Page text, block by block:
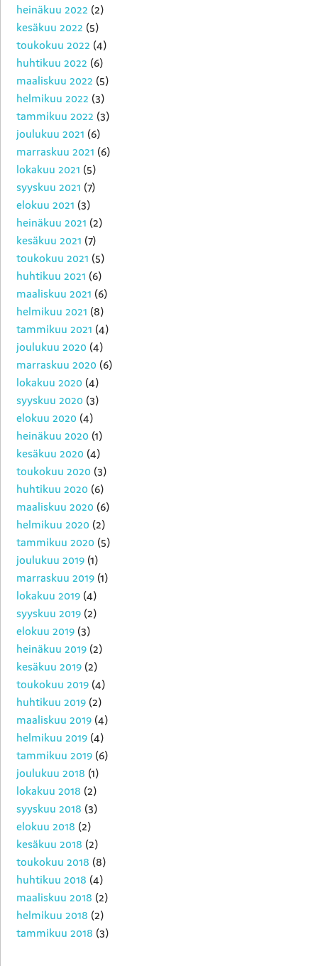
heinäkuu 2022 (2)
kesäkuu 2022 (5)
toukokuu 2022 (4)
huhtikuu 2022 (6)
maaliskuu 2022 (5)
helmikuu 2022 (3)
tammikuu 2022 (3)
joulukuu 2021 (6)
marraskuu 2021 (6)
lokakuu 2021 (5)
syyskuu 2021 (7)
elokuu 2021 (3)
heinäkuu 2021 (2)
kesäkuu 2021 (7)
toukokuu 2021 (5)
huhtikuu 2021 (6)
maaliskuu 2021 (6)
helmikuu 2021 (8)
tammikuu 2021 (4)
joulukuu 2020 (4)
marraskuu 2020 (6)
lokakuu 2020 (4)
syyskuu 2020 (3)
elokuu 2020 (4)
heinäkuu 2020 (1)
kesäkuu 2020 (4)
toukokuu 2020 (3)
huhtikuu 2020 (6)
maaliskuu 2020 (6)
helmikuu 2020 (2)
tammikuu 2020 (5)
joulukuu 2019 (1)
marraskuu 2019 (1)
lokakuu 2019 (4)
syyskuu 2019 (2)
elokuu 2019 (3)
heinäkuu 2019 (2)
kesäkuu 2019 (2)
toukokuu 2019 (4)
huhtikuu 2019 (2)
maaliskuu 2019 (4)
helmikuu 2019 (4)
tammikuu 2019 (6)
joulukuu 2018 (1)
lokakuu 2018 (2)
syyskuu 2018 (3)
elokuu 2018 (2)
kesäkuu 2018 (2)
toukokuu 2018 (8)
huhtikuu 2018 (4)
maaliskuu 2018 (2)
helmikuu 2018 (2)
tammikuu 2018 (3)